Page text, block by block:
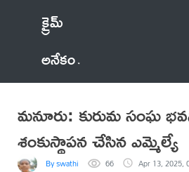
క్రైమ్
అనేకం
మనూరు: కురుమ సంఘ
శంకుస్థాపన చేసిన ఎమ్మెల్యే
By swathi 66 Apr 13, 2025,